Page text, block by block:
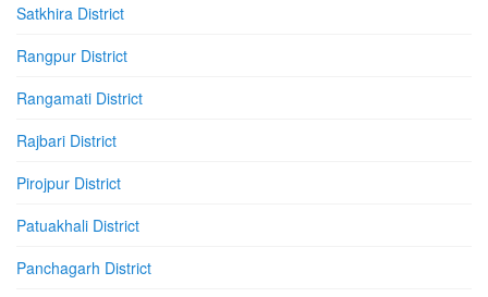
Satkhira District
Rangpur District
Rangamati District
Rajbari District
Pirojpur District
Patuakhali District
Panchagarh District